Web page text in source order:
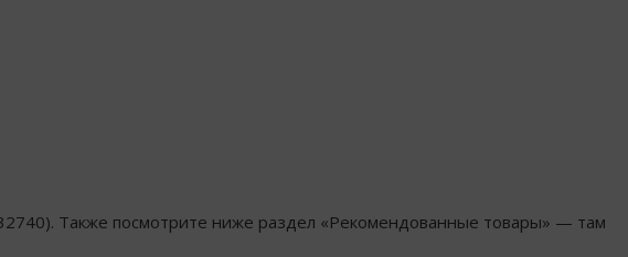
Также посмотрите ниже раздел «Рекомендованные товары» — там